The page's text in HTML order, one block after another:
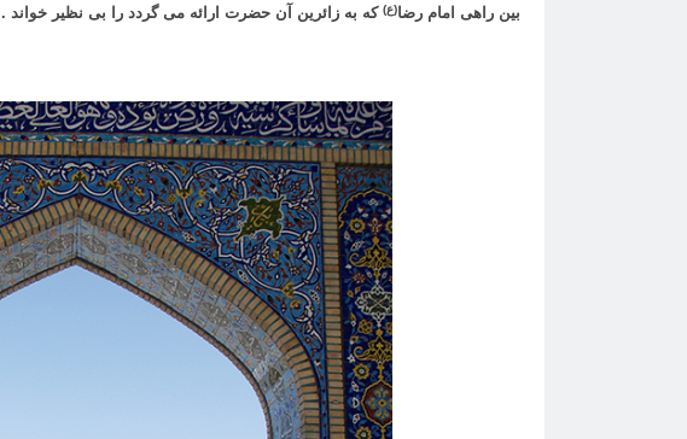
بین راهی امام رضا(ع) که به زائرین آن حضرت ارائه می گردد را بی نظیر خواند .